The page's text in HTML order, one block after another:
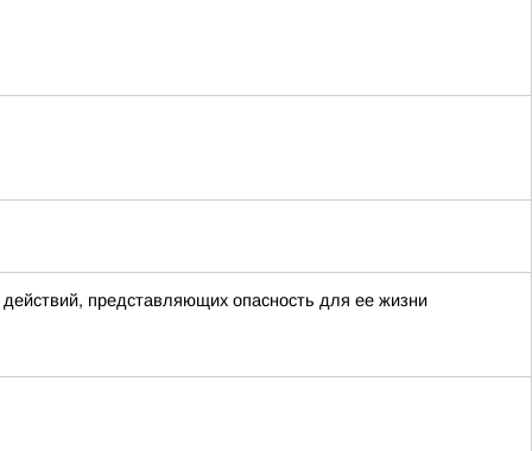
представляющих опасность для ее жизни